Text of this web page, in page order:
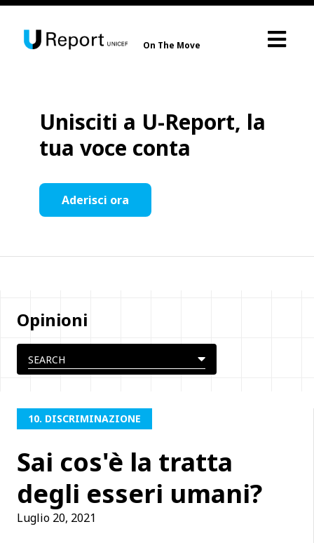
On The Move
Unisciti a U-Report, la
tua voce conta
Aderisci ora
Opinioni
10. DISCRIMINAZIONE
Sai cos'è la tratta
degli esseri umani?
Luglio 20, 2021